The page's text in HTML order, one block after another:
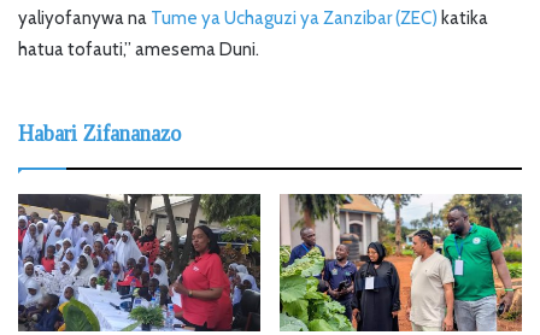
yaliyofanywa na Tume ya Uchaguzi ya Zanzibar (ZEC) katika
hatua tofauti,” amesema Duni.
Habari Zifananazo